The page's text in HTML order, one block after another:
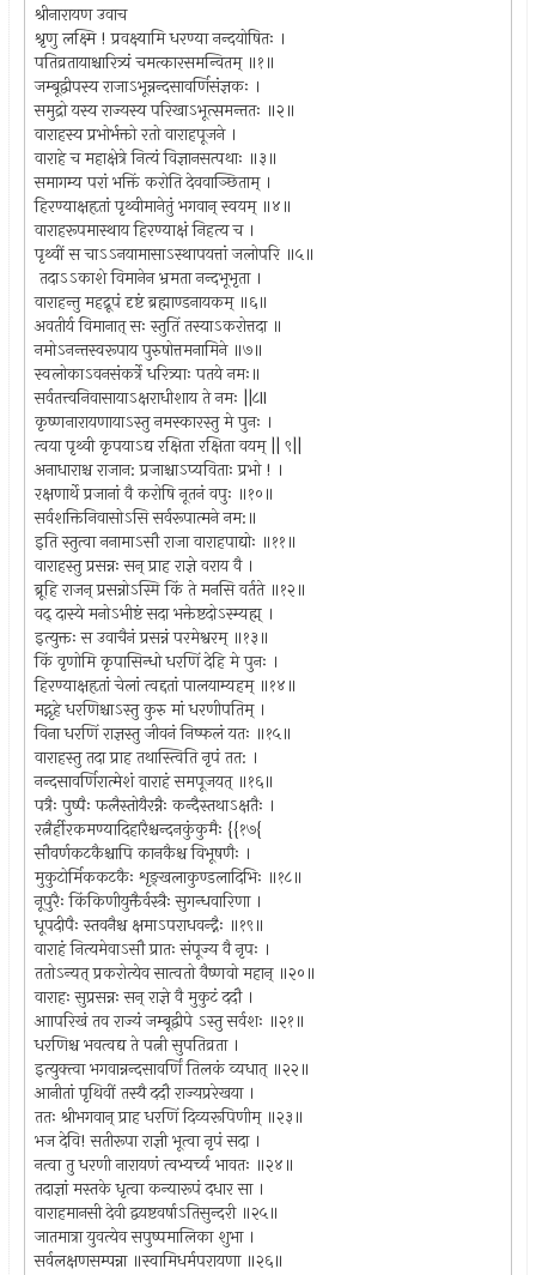
श्रीनारायण उवाच
श्रृणु लक्ष्मि ! प्रवक्ष्यामि धरण्या नन्दयोषितः ।
पतिव्रतायाश्चारित्र्यं चमत्कारसमन्वितम् ॥१॥
जम्बूद्वीपस्य राजाऽभून्नन्दसावर्णिसंज्ञकः ।
समुद्रो यस्य राज्यस्य परिखाऽभूत्समन्ततः ॥२॥
वाराहस्य प्रभोर्भक्तो रतो वाराहपूजने ।
वाराहे च महाक्षेत्रे नित्यं विज्ञानसत्पथाः ॥३॥
समागम्य परां भक्तिं करोति देववाञ्छिताम् ।
हिरण्याक्षहृतां पृथ्वीमानेतुं भगवान् स्वयम् ॥४॥
वाराहरूपमास्थाय हिरण्याक्षं निहत्य च ।
पृथ्वीं स चाऽऽनयामासाऽस्थापयत्तां जलोपरि ॥५॥
तदाऽऽकाशे विमानेन भ्रमता नन्दभूभृता ।
वाराहन्तु महद्रूपं दृष्टं ब्रह्माण्डनायकम् ॥६॥
अवतीर्य विमानात् सः स्तुतिं तस्याऽकरोत्तदा ॥
नमोऽनन्तस्वरूपाय पुरुषोत्तमनामिने ॥७॥
स्वलोकाऽवनसंकर्त्रे धरित्र्याः पतये नमः॥
सर्वतत्त्वनिवासायाऽक्षराधीशाय ते नमः ||८ll
कृष्णनारायणायाऽस्तु नमस्कारस्तु मे पुनः ।
त्वया पृथ्वी कृपयाऽद्य रक्षिता रक्षिता वयम् || ९||
अनाधाराश्च राजान: प्रजाश्चाऽप्यविताः प्रभो ! ।
रक्षणार्थे प्रजानां वै करोषि नूतनं वपुः ॥१०॥
सर्वशक्तिनिवासोऽसि सर्वरूपात्मने नम:॥
इति स्तुत्वा ननामाऽसौ राजा वाराहपाद्योः ॥११॥
वाराहस्तु प्रसन्नः सन् प्राह राज्ञे वराय वै ।
ब्रूहि राजन् प्रसन्नोऽस्मि किं ते मनसि वर्तते ॥१२॥
वद् दास्ये मनोऽभीष्टं सदा भक्तेष्टदोऽस्म्यह्म् ।
इत्युक्तः स उवाचैनं प्रसन्नं परमेश्वरम् ॥१३॥
किं वृणोमि कृपासिन्धो धरणिं देहि मे पुनः ।
हिरण्याक्षहृतां चेलां त्वद्दतां पालयाम्यहम् ॥१४॥
मद्गृहे धरणिश्चाऽस्तु कुरु मां धरणीपतिम् ।
विना धरणिं राज्ञस्तु जीवनं निष्फलं यतः ॥१५॥
वाराहस्तु तदा प्राह तथास्त्विति नृपं तत: ।
नन्दसावर्णिरात्मेशं वाराहं समपूजयत् ॥१६॥
पत्रैः पुष्पैः फलैस्तोयैरन्नैः कन्दैस्तथाऽक्षतैः ।
रत्नैर्हीरकमण्यादिहारैश्चन्दनकुंकुमैः {{१७{
सौवर्णकटकैश्चापि कानकैश्च विभूषणैः ।
मुकुटोर्मिककटकैः शृङ्खलाकुण्डलादिभिः ॥१८॥
नूपुरैः किंकिणीयुक्तैर्वस्त्रैः सुगन्धवारिणा ।
धूपदीपैः स्तवनैश्च क्षमाऽपराधवन्द्नैः ॥१९॥
वाराहं नित्यमेवाऽसौ प्रातः संपूज्य वै नृपः ।
ततोऽन्यत् प्रकरोत्येव सात्वतो वैष्णवो महान् ॥२०॥
वाराहः सुप्रसन्नः सन् राज्ञे वै मुकुटं ददौ ।
आापरिखं तव राज्यं जम्बूद्वीपे ऽस्तु सर्वशः ॥२१॥
धरणिश्च भवत्वद्य ते पत्नी सुपतिव्रता ।
इत्युक्त्वा भगवान्नन्दसावर्णिं तिलकं व्यधात् ॥२२॥
आनीतां पृथिवीं तस्यै ददौ राज्यप्ररेखया ।
ततः श्रीभगवान् प्राह धरणिं दिव्यरूपिणीम् ॥२३॥
भज देवि! सतीरूपा राज्ञी भूत्वा नृपं सदा ।
नत्वा तु धरणी नारायणं त्वभ्यर्च्य भावतः ॥२४॥
तदाज्ञां मस्तके धृत्वा कन्यारूपं दधार सा ।
वाराहमानसी देवी द्वयष्टवर्षाऽतिसुन्दरी ॥२५॥
जातमात्रा युवत्येव सपुष्पमालिका शुभा ।
सर्वलक्षणसम्पन्ना ॥स्वामिधर्मपरायणा ॥२६॥